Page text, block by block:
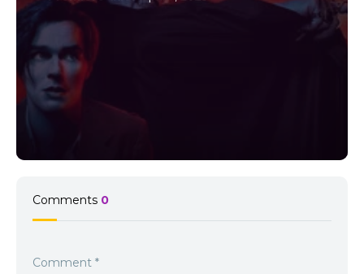
Comments 0
Comment *